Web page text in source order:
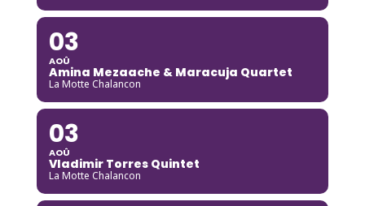
03
AOÛ
Amina Mezaache & Maracuja Quartet
La Motte Chalancon
03
AOÛ
Vladimir Torres Quintet
La Motte Chalancon